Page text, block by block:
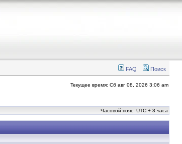
FAQ Поиск
Текущее время: Сб авг 08, 2026 3:06 am
Часовой пояс: UTC + 3 часа